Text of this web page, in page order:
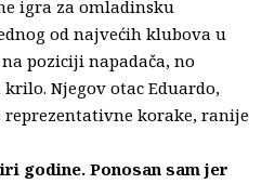
igra za omladinsku
od najvećih klubova u
poziciji napadača, no
Njegov otac Eduardo,
reprezentativne korake, ranije
godine. Ponosan sam jer